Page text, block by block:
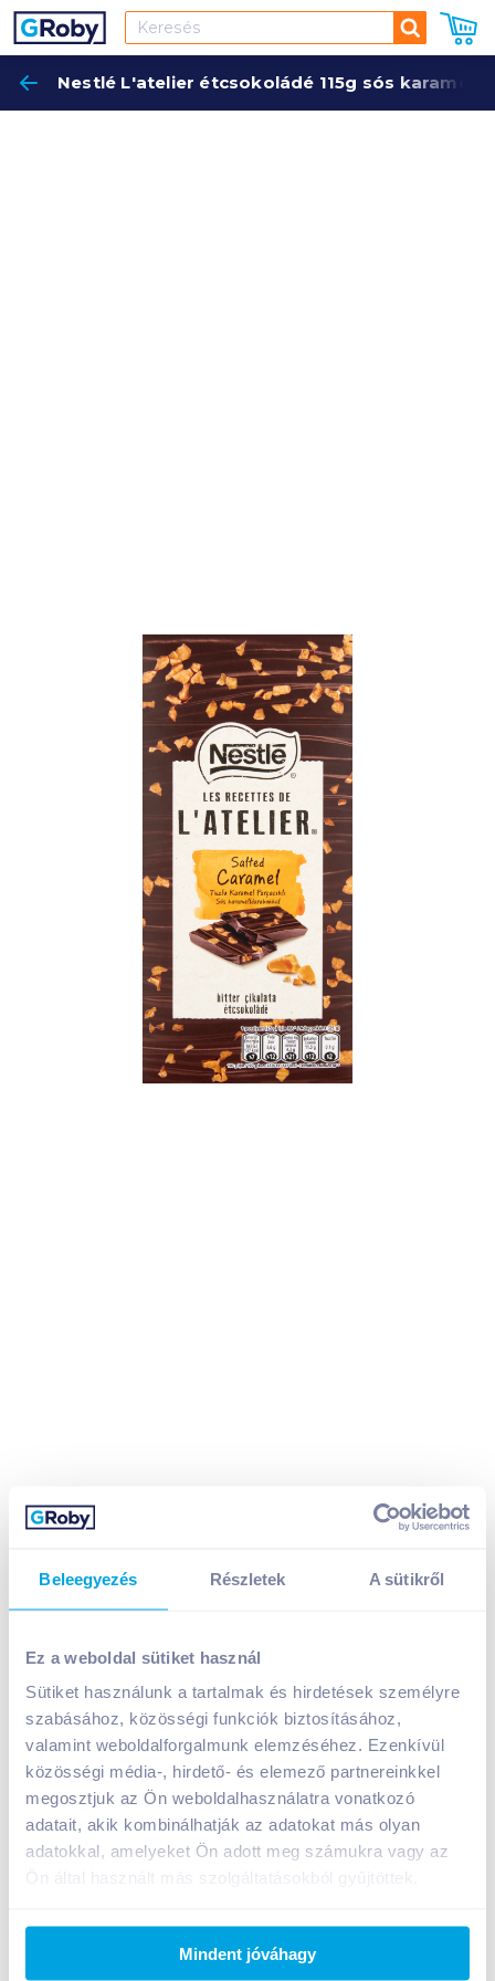
Beleegyezés Részletek A sütikről
Ez a weboldal sütiket használ
Sütiket használunk a tartalmak és hirdetések személyre
szabásához, közösségi funkciók biztosításához,
valamint weboldalforgalmunk elemzéséhez. Ezenkívül
közösségi média-, hirdető- és elemező partnereinkkel
megosztjuk az Ön weboldalhasználatra vonatkozó
adatait, akik kombinálhatják az adatokat más olyan
adatokkal, amelyeket Ön adott meg számukra vagy az
Mindent jóváhagy
Keresés
Nestlé L'atelier étcsokoládé 115g sós
Nestlé L'atelier étcsokoládé 115g sós
Bevásárlólistához adom Értesíts, ha olcsóbb!
Termékleírás a(z)Nestlé L'atelier étcsokoládé
115g sós karamell(Szav.idő:19.10.31.)
Étcsokoládé karamelldarabokkal. Intenzív